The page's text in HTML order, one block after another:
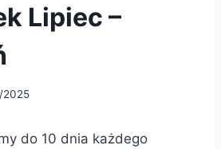
Lipiec –
do 10 dnia każdego